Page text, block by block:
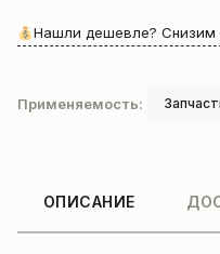
Нашли дешевле? Снизим
Применяемость:
ОПИСАНИЕ